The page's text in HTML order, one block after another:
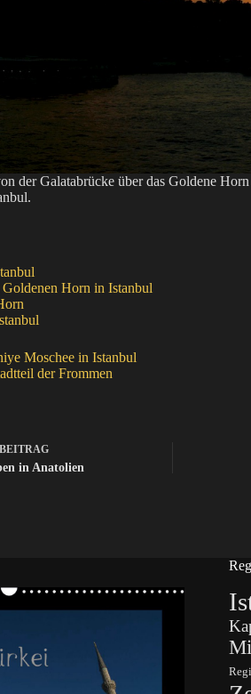
der Galatabrücke über das Goldene
Horn in Istanbul
Moschee in Istanbul
der Frommen
BEITRAG
in Anatolien